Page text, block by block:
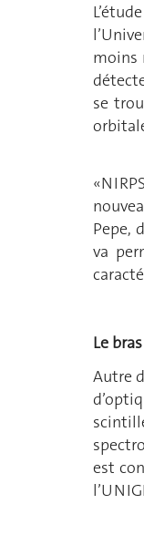
moins
se
Pepe,
va
Le
Autre
est